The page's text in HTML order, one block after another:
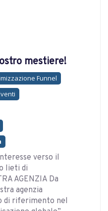
mestiere!
Funnel
verso il
lieti di
AGENZIA Da
agenzia
di riferimento nel